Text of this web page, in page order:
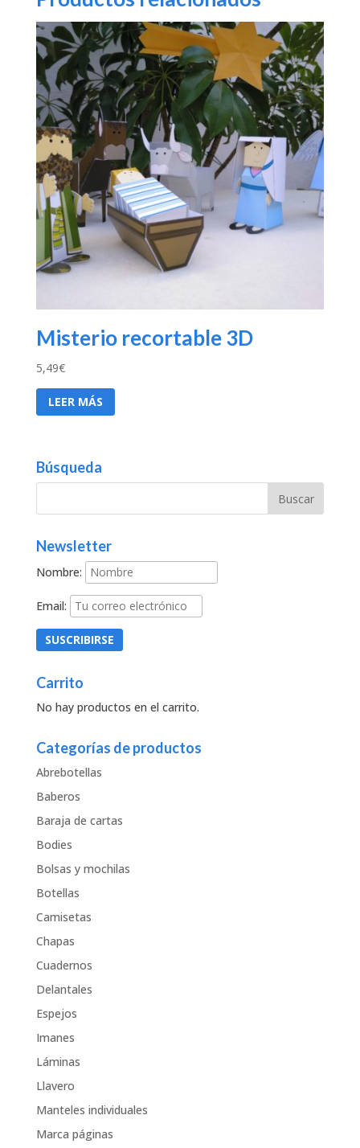
Misterio recortable 3D
5,49€
LEER MÁS
Búsqueda
Newsletter
Nombre:
Email:
Carrito
No hay productos en el carrito.
Categorías de productos
Abrebotellas
Baberos
Baraja de cartas
Bodies
Bolsas y mochilas
Botellas
Camisetas
Chapas
Cuadernos
Delantales
Espejos
Imanes
Láminas
Llavero
Manteles individuales
Marca páginas